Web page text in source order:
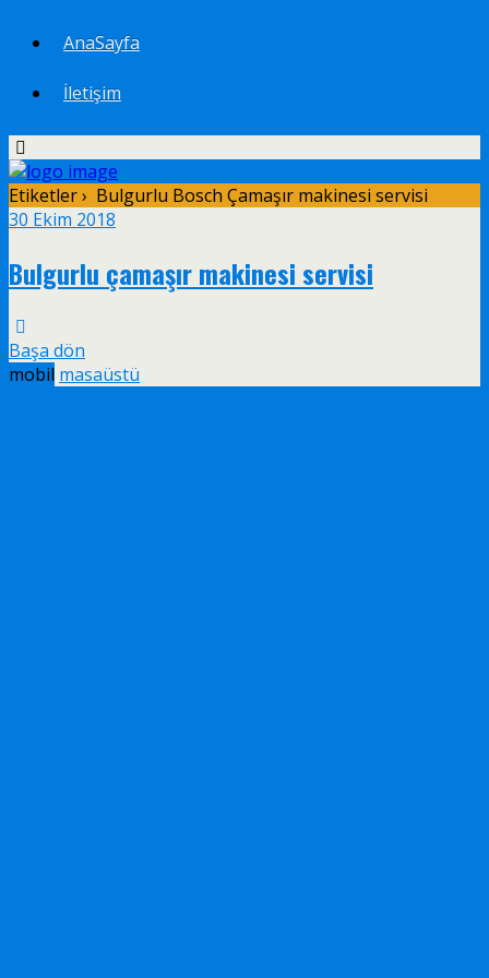
AnaSayfa
İletişim
Etiketler › Bulgurlu Bosch Çamaşır makinesi servisi
30 Ekim 2018
Bulgurlu çamaşır makinesi servisi
Başa dön
mobil masaüstü